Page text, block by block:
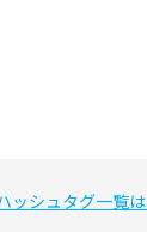
ッシュタグ一覧